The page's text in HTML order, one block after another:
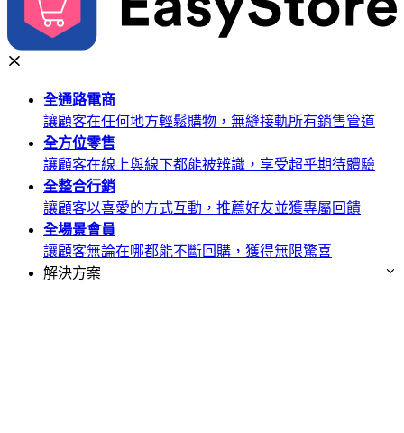
全通路電商
讓顧客在任何地方輕鬆購物，無縫接軌所有銷售管道
全方位零售
讓顧客在線上與線下都能被辨識，享受超乎期待體驗
全整合行銷
讓顧客以喜愛的方式互動，推薦好友並獲專屬回饋
全場景會員
讓顧客無論在哪都能不斷回購，獲得無限驚喜
解決方案